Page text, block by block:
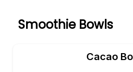
Smoothie Bowls
Cacao